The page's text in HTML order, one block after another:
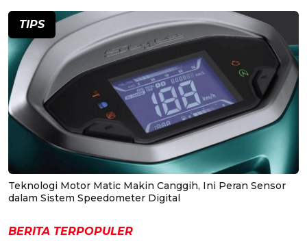
TIPS
Teknologi Motor Matic Makin Canggih, Ini Peran Sensor
dalam Sistem Speedometer Digital
BERITA TERPOPULER